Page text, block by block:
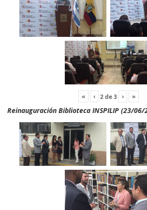
« ‹ 2de3 › »
Reinauguración Biblioteca INSPILIP (23/06/